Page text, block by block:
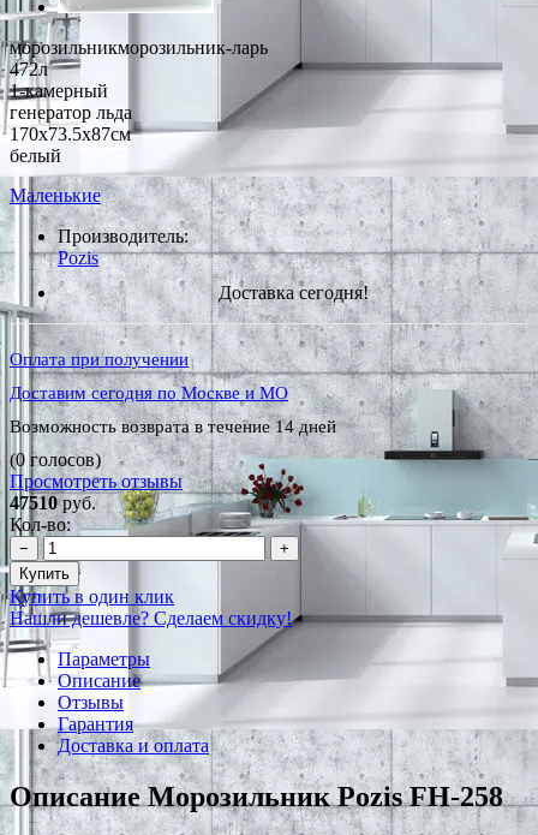
морозильникморозильник-ларь
472л
1-камерный
генератор льда
170x73.5x87см
белый
Маленькие
Производитель:
Pozis
Доставка сегодня!
Оплата при получении
Доставим сегодня по Москве и МО
Возможность возврата в течение 14 дней
(0 голосов)
Просмотреть отзывы
47510руб.
Кол-во:
−
+
Купить
Купить в один клик
Нашли дешевле? Сделаем скидку!
Параметры
Описание
Отзывы
Гарантия
Доставка и оплата
Описание Морозильник Pozis FH-258